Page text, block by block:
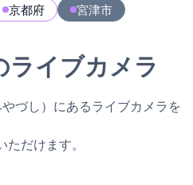
京都府 宮津市
ライブカメラ
づし）にあるライブカメラを
だけます。